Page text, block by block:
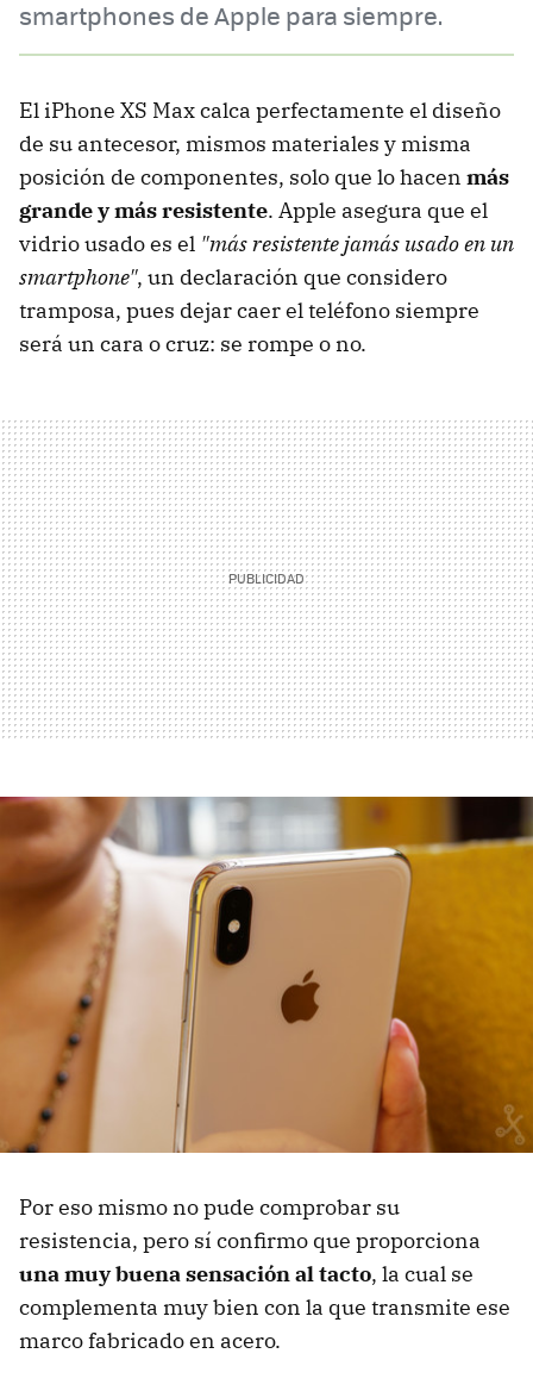
smartphones de Apple para siempre.
El iPhone XS Max calca perfectamente el diseño
de su antecesor, mismos materiales y misma
posición de componentes, solo que lo hacen más
grande y más resistente. Apple asegura que el
vidrio usado es el "más resistente jamás usado en un
smartphone", un declaración que considero
tramposa, pues dejar caer el teléfono siempre
será un cara o cruz: se rompe o no.
Por eso mismo no pude comprobar su
resistencia, pero sí confirmo que proporciona
una muy buena sensación al tacto, la cual se
complementa muy bien con la que transmite ese
marco fabricado en acero.